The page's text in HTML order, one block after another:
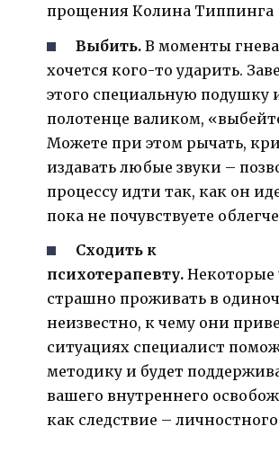
прощения Колина Типпинга
Выбить.В моменты гнева
хочется кого-то ударить.
этого специальную подушку
полотенце валиком,
Можете при этом рычать,
издавать любые звуки –
процессу идти так, как он
пока не почувствуете
Сходить к
психотерапевту. Некоторые
страшно проживать в
неизвестно, к чему они
ситуациях специалист
методику и будет
вашего внутреннего
как следствие – личностного